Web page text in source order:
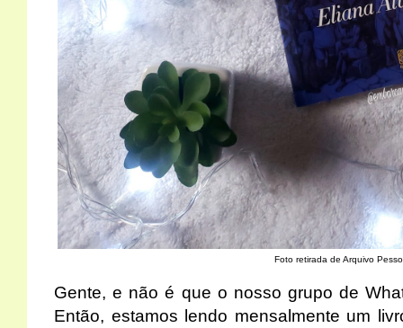
Foto retirada de Arquivo
Gente, e não é que o nosso grupo de
Então, estamos lendo mensalmente um